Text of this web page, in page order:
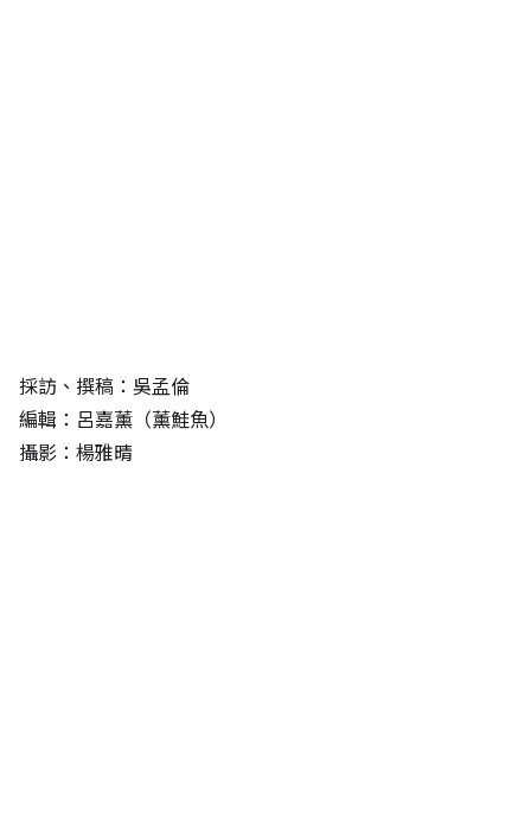
採訪、撰稿：吳孟倫
編輯：呂嘉薰（薰鮭魚）
攝影：楊雅晴